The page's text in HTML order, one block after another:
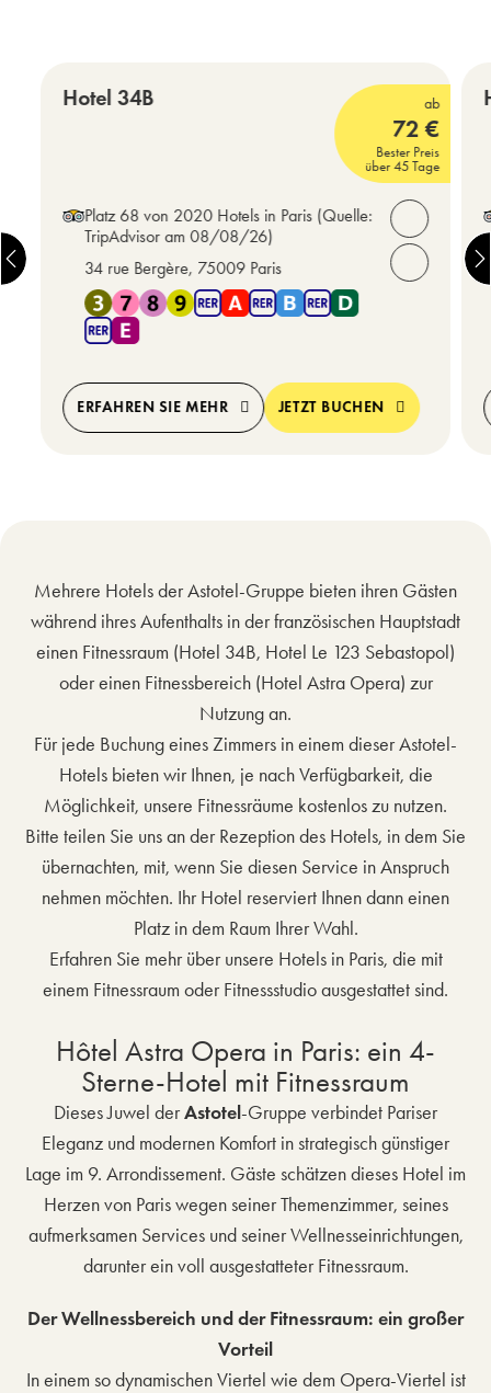
Hotel 34B ab
72 €
Bester Preis
über 45 Tage
Platz 68 von 2020 Hotels in Paris (Quelle:
TripAdvisor am 08/08/26)
34 rue Bergère, 75009 Paris
In der Nähe von Metro 3 , Metro 7 , Metro 8 , Metro 9 ,
Kontakte
Rufen Sie
ERFAHREN SIE MEHR JETZT BUCHEN
Mehrere Hotels der Astotel-Gruppe bieten ihren Gästen
während ihres Aufenthalts in der französischen Hauptstadt
einen Fitnessraum (Hotel 34B, Hotel Le 123 Sebastopol)
oder einen Fitnessbereich (Hotel Astra Opera) zur
Nutzung an.
Für jede Buchung eines Zimmers in einem dieser Astotel-
Hotels bieten wir Ihnen, je nach Verfügbarkeit, die
Möglichkeit, unsere Fitnessräume kostenlos zu nutzen.
Bitte teilen Sie uns an der Rezeption des Hotels, in dem Sie
übernachten, mit, wenn Sie diesen Service in Anspruch
nehmen möchten. Ihr Hotel reserviert Ihnen dann einen
Platz in dem Raum Ihrer Wahl.
Erfahren Sie mehr über unsere Hotels in Paris, die mit
einem Fitnessraum oder Fitnessstudio ausgestattet sind.
Hôtel Astra Opera in Paris: ein 4-
Sterne-Hotel mit Fitnessraum
Dieses Juwel derAstotel-Gruppe verbindet Pariser
Eleganz und modernen Komfort in strategisch günstiger
Lage im 9. Arrondissement. Gäste schätzen dieses Hotel im
Herzen von Paris wegen seiner Themenzimmer, seines
aufmerksamen Services und seiner Wellnesseinrichtungen,
darunter ein voll ausgestatteter Fitnessraum.
Der Wellnessbereich und der Fitnessraum: ein großer
Vorteil
In einem so dynamischen Viertel wie dem Opera-Viertel ist